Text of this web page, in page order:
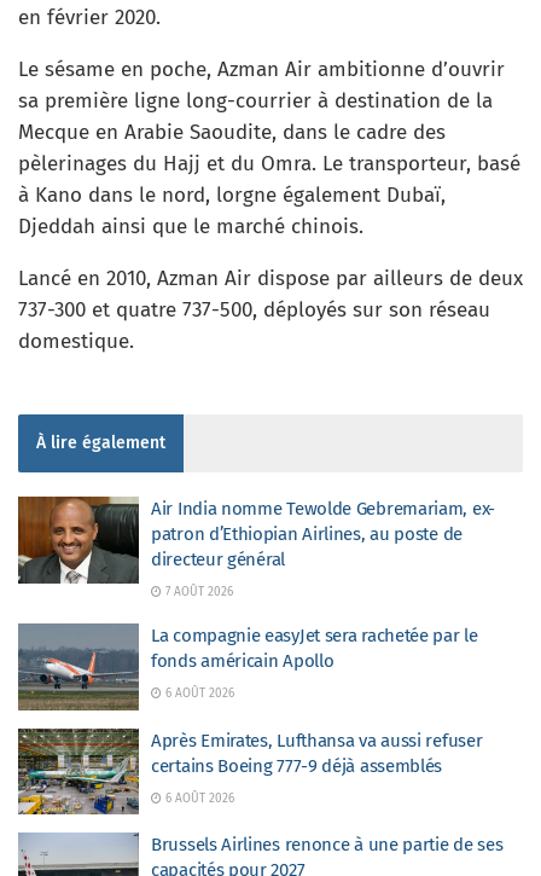
en février 2020.
Le sésame en poche, Azman Air ambitionne d’ouvrir
sa première ligne long-courrier à destination de la
Mecque en Arabie Saoudite, dans le cadre des
pèlerinages du Hajj et du Omra. Le transporteur, basé
à Kano dans le nord, lorgne également Dubaï,
Djeddah ainsi que le marché chinois.
Lancé en 2010, Azman Air dispose par ailleurs de deux
737-300 et quatre 737-500, déployés sur son réseau
domestique.
À lire également
Air India nomme Tewolde Gebremariam, ex-
patron d’Ethiopian Airlines, au poste de
directeur général
7 AOÛT 2026
La compagnie easyJet sera rachetée par le
fonds américain Apollo
6 AOÛT 2026
Après Emirates, Lufthansa va aussi refuser
certains Boeing 777-9 déjà assemblés
6 AOÛT 2026
Brussels Airlines renonce à une partie de ses
capacités pour 2027